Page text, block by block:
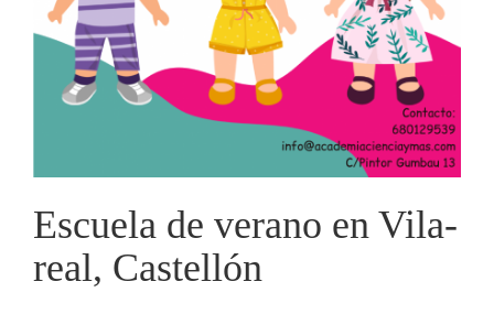
Escuela de verano en Vila-
real, Castellón